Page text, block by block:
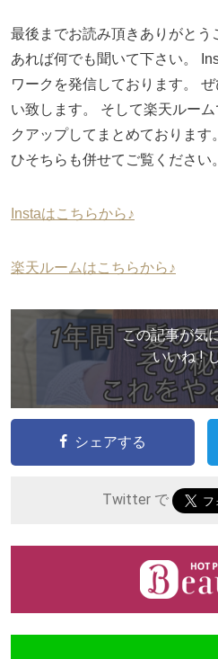
最後までお読み頂きありがと
あれば何でも聞いて下さい。
ワークを発信しております。
い致します。 そして楽天ルー
クアップしてまとめておりま
ひそちらも併せてご覧ください。
Instaはこちらから♪
楽天ルームはこちらから♪
この記事が気
いいね !
シェアする
Twitter で